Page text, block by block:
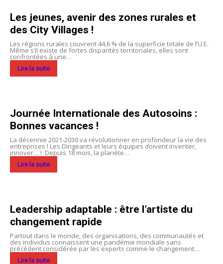
Les jeunes, avenir des zones rurales et
des City Villages !
Les régions rurales couvrent 44,6 % de la superficie totale de l’U.E.
Même s’il existe de fortes disparités territoriales, elles sont
confrontées à une…
Lire la suite
Journée Internationale des Autosoins :
Bonnes vacances !
La décennie 2021-2030 va révolutionner en profondeur la vie des
entreprises ! Les Dirigeants et leurs équipes doivent inventer,
innover… ! Depuis 18 mois, la planète…
Lire la suite
Leadership adaptable : être l’artiste du
changement rapide
Partout dans le monde, des organisations, des communautés et
des individus connaissent une pandémie mondiale sans
précédent considérée par les experts comme le changement…
Lire la suite